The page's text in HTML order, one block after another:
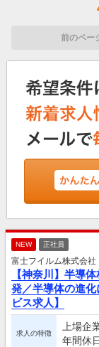
前のペー
NEW 正社員
富士フイルム株式会社
【神奈川】半導
発／半導体の進
ビス求人】
求人の特徴
上場企
年間休